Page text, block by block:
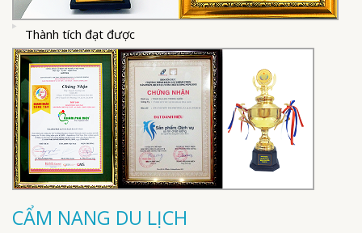
Thành tích đạt được
CẨM NANG DU LỊCH